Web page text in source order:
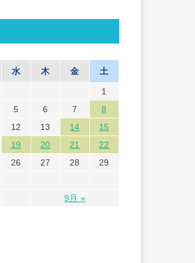
水 木 金 土
1
5 6 7
8
12 13 14
15
19 20 21
22
26 27 28
29
9月 »